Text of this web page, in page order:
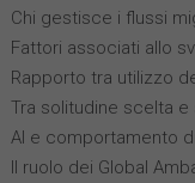
Chi gestisce i flussi
Fattori associati allo
Rapporto tra utilizzo
Tra solitudine scelta
AI e comportamento
Il ruolo dei Global